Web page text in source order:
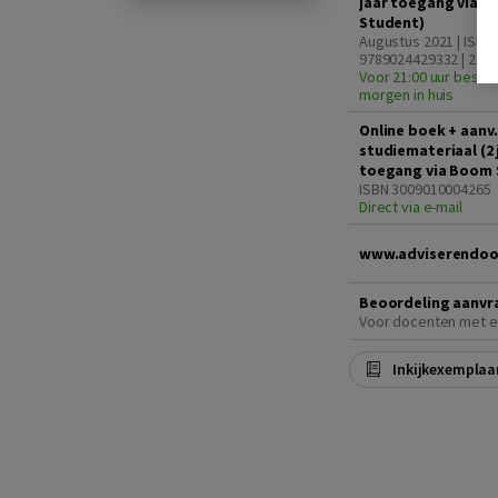
Student)
Augustus 2021 | ISBN
9789024429332 | 2e
Voor 21:00 uur besteld,
morgen in huis
Online boek + aanv.
studiemateriaal (2
toegang via Boom
ISBN 3009010004265
Direct via e-mail
Beoordeling
Voor docenten met